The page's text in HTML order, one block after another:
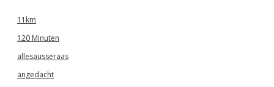
11km
120 Minuten
allesausseraas
angedacht